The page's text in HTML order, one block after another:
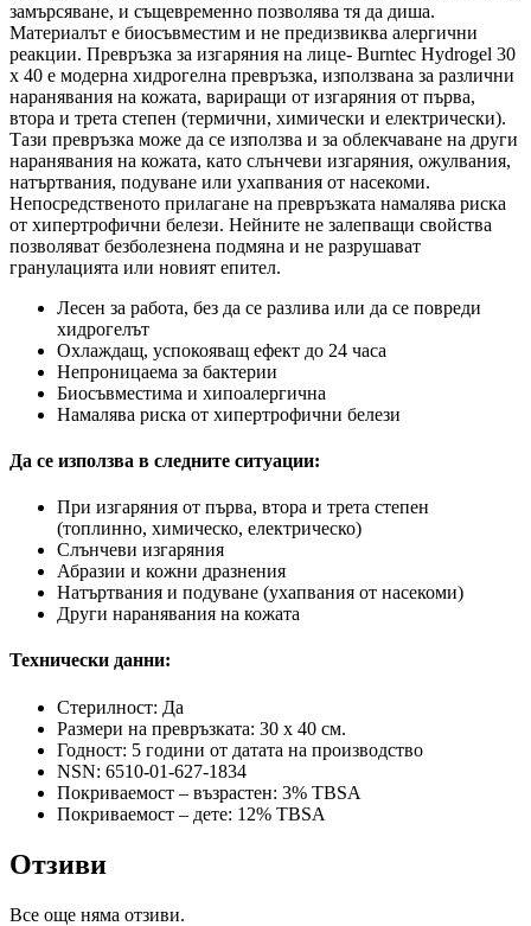
замърсяване, и същевременно позволява тя да диша.
Материалът е биосъвместим и не предизвиква алергични
реакции. Превръзка за изгаряния на лице- Burntec Hydrogel 30
x 40 е модерна хидрогелна превръзка, използвана за различни
наранявания на кожата, вариращи от изгаряния от първа,
втора и трета степен (термични, химически и електрически).
Тази превръзка може да се използва и за облекчаване на други
наранявания на кожата, като слънчеви изгаряния, ожулвания,
натъртвания, подуване или ухапвания от насекоми.
Непосредственото прилагане на превръзката намалява риска
от хипертрофични белези. Нейните не залепващи свойства
позволяват безболезнена подмяна и не разрушават
гранулацията или новият епител.
Лесен за работа, без да се разлива или да се повреди
хидрогелът
Охлаждащ, успокояващ ефект до 24 часа
Непроницаема за бактерии
Биосъвместима и хипоалергична
Намалява риска от хипертрофични белези
Да се използва в следните ситуации:
При изгаряния от първа, втора и трета степен
(топлинно, химическо, електрическо)
Слънчеви изгаряния
Абразии и кожни дразнения
Натъртвания и подуване (ухапвания от насекоми)
Други наранявания на кожата
Технически данни:
Стерилност: Да
Размери на превръзката: 30 х 40 см.
Годност: 5 години от датата на производство
NSN: 6510-01-627-1834
Покриваемост – възрастен: 3% TBSA
Покриваемост – дете: 12% TBSA
Отзиви
Все още няма отзиви.